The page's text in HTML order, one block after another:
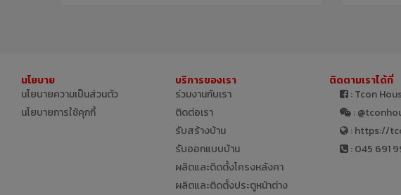
นโยบาย
นโยบายความเป็นส่วนตัว
นโยบายการใช้คุกกี้
บริการของเรา
ร่วมงานกับเรา
ติดต่อเรา
รับสร้างบ้าน
รับออกแบบบ้าน
ผลิตและติดตั้งโครงหลังคา
ผลิตและติดตั้งประตูหน้าต่าง
ติดตามเราได้ที่
: Tcon
:
: https://
: 045 691